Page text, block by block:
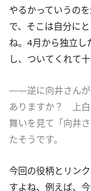
やるかっていうの
で、そこは自分に
ね。4月から独立し
し、ついてくれて
――逆に向井さんが
ありますか？ 上白
舞いを見て「向井
たそうです。
今回の役柄とリン
すよね、例えば、